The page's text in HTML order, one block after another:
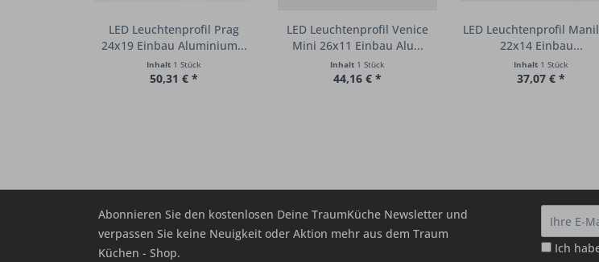
LED Leuchtenprofil Prag
24x19 Einbau Aluminium...
Inhalt 1 Stück
50,31 € *
LED Leuchtenprofil Venice
Mini 26x11 Einbau Alu...
Inhalt 1 Stück
44,16 € *
LED Leuchtenprofil
22x14 Einbau...
Inhalt 1 Stück
37,07 € *
Abonnieren Sie den kostenlosen Deine TraumKüche Newsletter und
verpassen Sie keine Neuigkeit oder Aktion mehr aus dem Traum
Küchen - Shop.
Ich